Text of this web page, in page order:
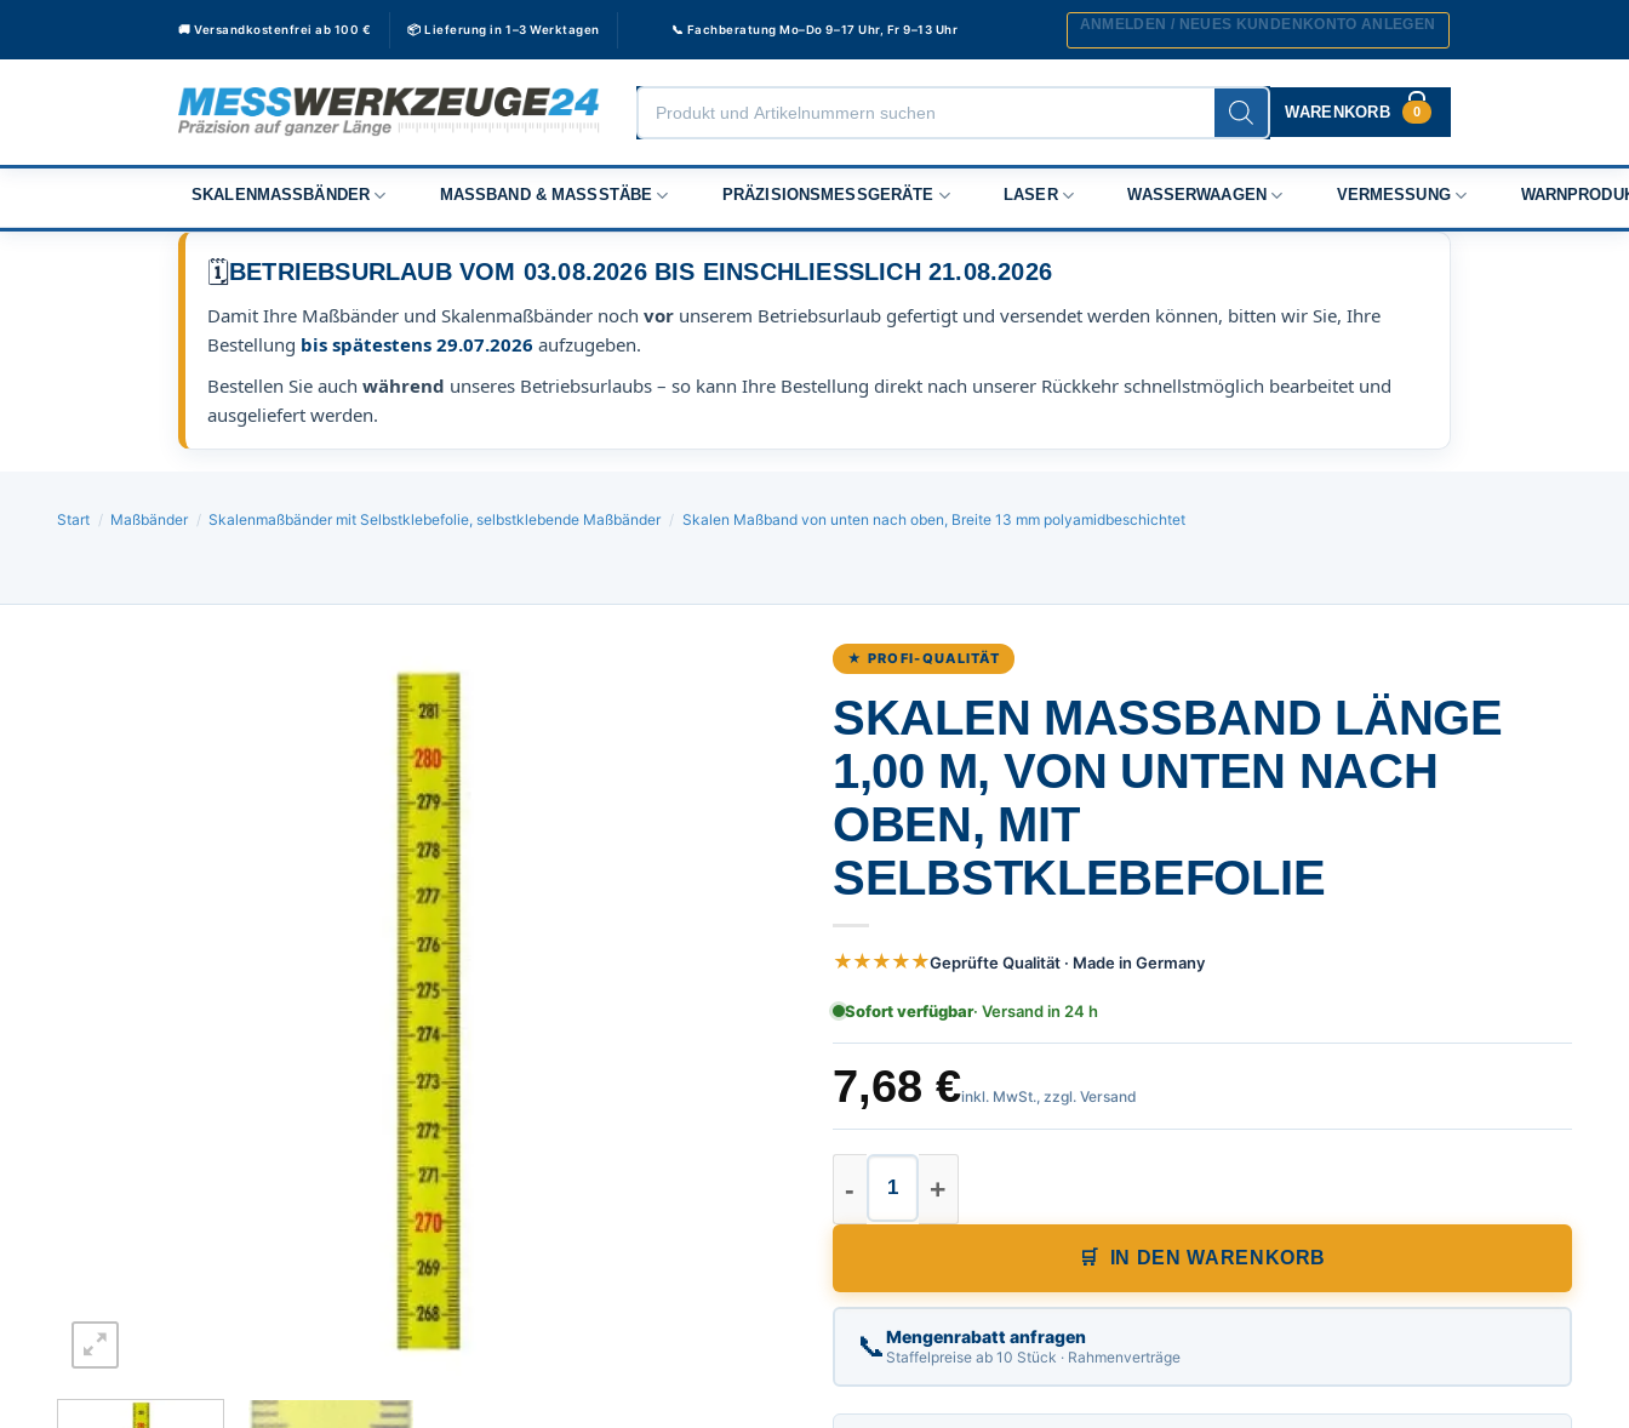
🚚 Versandkostenfrei ab 100 € 📦 Lieferung in 1–3 Werktagen 📞 Fachberatung Mo–Do 9–17 Uhr, Fr 9–13 Uhr ANMELDEN / NEUES KUNDENKONTO ANLEGEN
Products
search
WARENKORB 0
SKALENMASSBÄNDER MASSBAND & MASSSTÄBE PRÄZISIONSMESSGERÄTE LASER WASSERWAAGEN VERMESSUNG
🗓️BETRIEBSURLAUB VOM 03.08.2026 BIS EINSCHLIESSLICH 21.08.2026
Damit Ihre Maßbänder und Skalenmaßbänder noch vor unserem Betriebsurlaub gefertigt und versendet werden können, bitten wir Sie, Ihre
Bestellung bis spätestens 29.07.2026 aufzugeben.
Bestellen Sie auch während unseres Betriebsurlaubs – so kann Ihre Bestellung direkt nach unserer Rückkehr schnellstmöglich bearbeitet und
ausgeliefert werden.
Start / Maßbänder / Skalenmaßbänder mit Selbstklebefolie, selbstklebende Maßbänder / Skalen Maßband von unten nach oben, Breite 13 mm polyamidbeschichtet
★ PROFI-QUALITÄT
SKALEN MASSBAND LÄNGE 1
,00 M, VON UNTEN NACH O
BEN, MIT S
ELBSTKLEBEFOLIE
★★★★★Geprüfte Qualität · Made in Germany
Sofort verfügbar· Versand in 24 h
7,68 €inkl. MwSt., zzgl. Versand
Skalen Maßband Länge 1,00 m, von unten nach oben, mit
IN DEN WARENKORB
📞Mengenrabatt anfragen
Staffelpreise ab 10 Stück · Rahmenverträge